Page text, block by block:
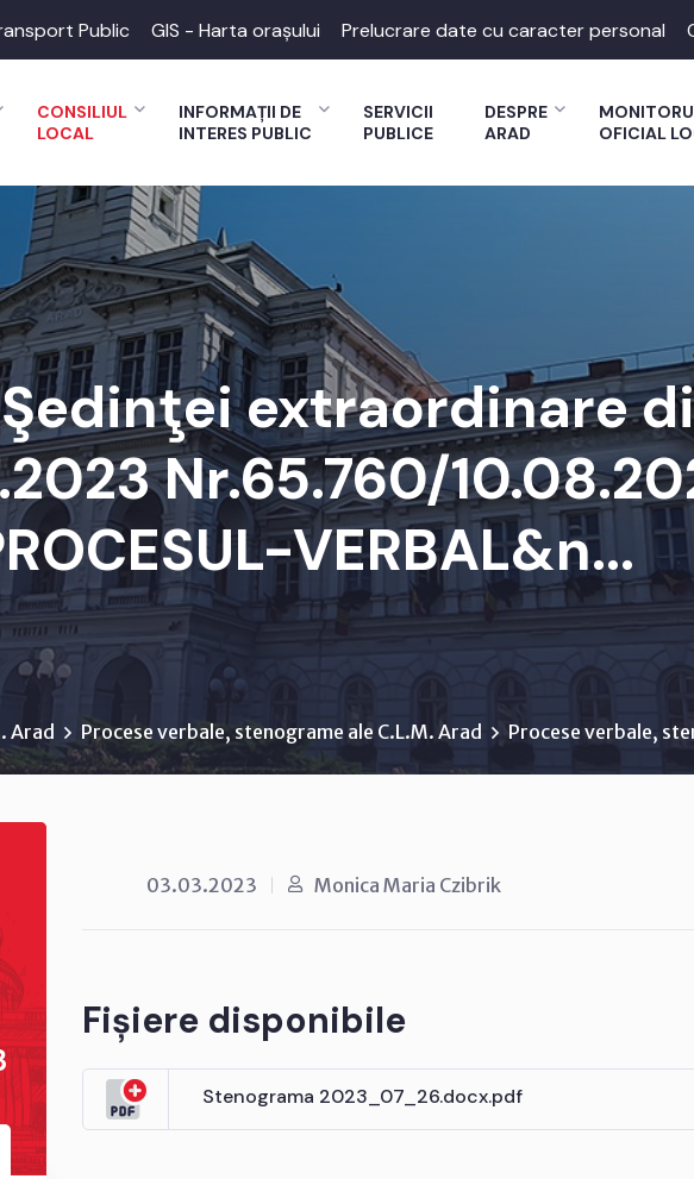
Public GIS - Harta orașului Prelucrare date cu caracter personal
CONSILIUL
LOCAL
INFORMAȚII DE
INTERES PUBLIC
SERVICII
PUBLICE
DESPRE
ARAD
OFICIAL
extraordinare
Nr.65.760/
VERBAL&n...
Arad Procese verbale, stenograme ale C.L.M. Arad Procese verbale,
03.03.2023 Monica Maria Czibrik
Fișiere disponibile
Stenograma 2023_07_26.docx.pdf